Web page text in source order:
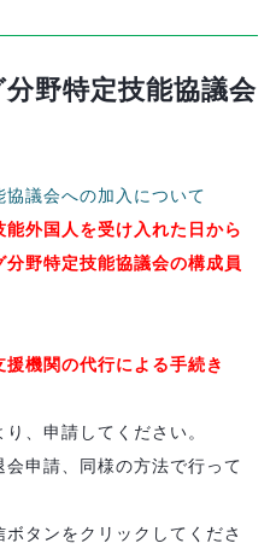
野特定技能協議会
議会への加入について
外国人を受け入れた日から
野特定技能協議会の構成員
機関の代行による手続き
、申請してください。
申請、同様の方法で行って
タンをクリックしてくださ